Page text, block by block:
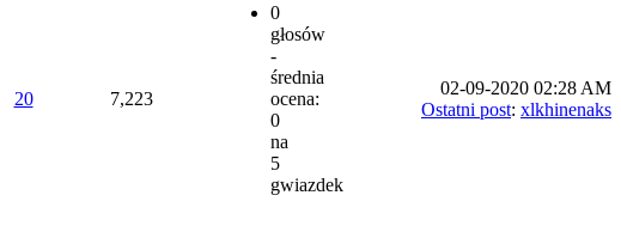
20 7,223
0
głosów
-
średnia
ocena:
0
na
5
gwiazdek
02-09-2020 02:28 AM
Ostatni post: xlkhinenaks